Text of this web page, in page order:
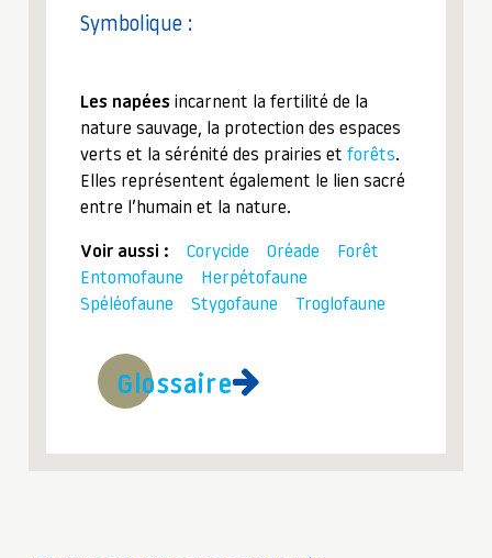
Symbolique :
Les napées incarnent la fertilité de la
nature sauvage, la protection des espaces
verts et la sérénité des prairies et forêts.
Elles représentent également le lien sacré
entre l’humain et la nature.
Voir aussi : Corycide Oréade
Forêt
Entomofaune
Herpétofaune
Spéléofaune
Stygofaune Troglofaune
Glossaire